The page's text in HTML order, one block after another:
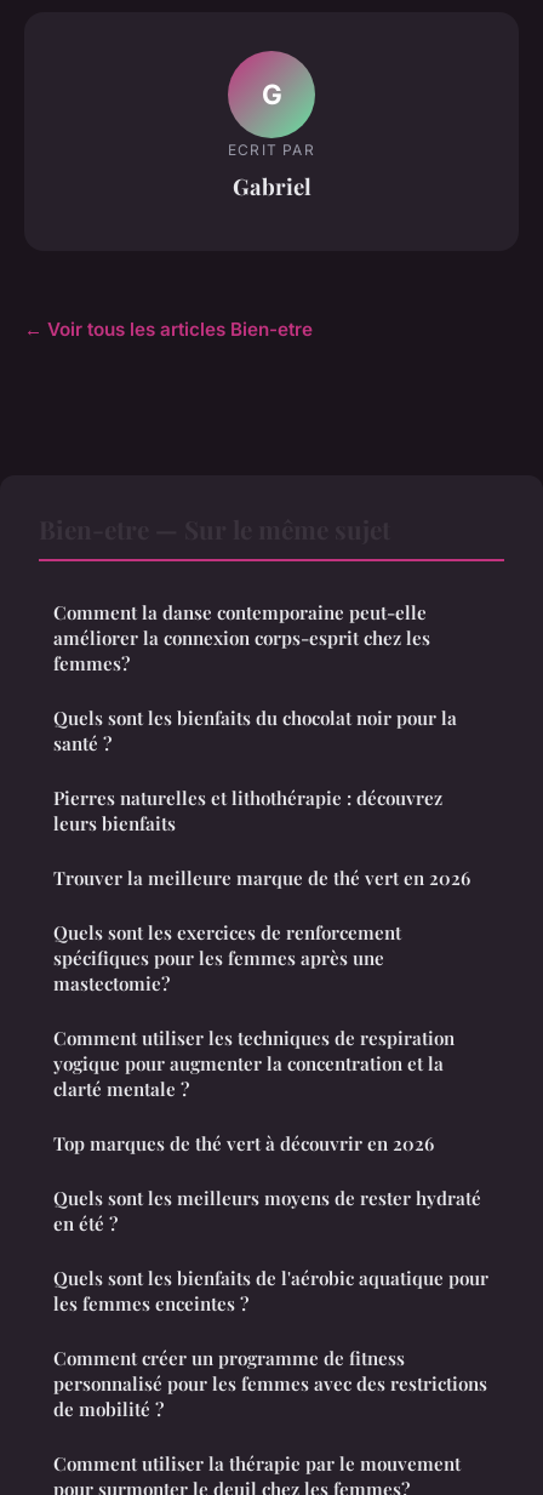
G
ECRIT PAR
Gabriel
← Voir tous les articles Bien-etre
Comment la danse contemporaine peut-elle
améliorer la connexion corps-esprit chez les
femmes?
Quels sont les bienfaits du chocolat noir pour la
santé ?
Pierres naturelles et lithothérapie : découvrez
leurs bienfaits
Trouver la meilleure marque de thé vert en 2026
Quels sont les exercices de renforcement
spécifiques pour les femmes après une
mastectomie?
Comment utiliser les techniques de respiration
yogique pour augmenter la concentration et la
clarté mentale ?
Top marques de thé vert à découvrir en 2026
Quels sont les meilleurs moyens de rester hydraté
en été ?
Quels sont les bienfaits de l'aérobic aquatique pour
les femmes enceintes ?
Comment créer un programme de fitness
personnalisé pour les femmes avec des restrictions
de mobilité ?
Comment utiliser la thérapie par le mouvement
pour surmonter le deuil chez les femmes?